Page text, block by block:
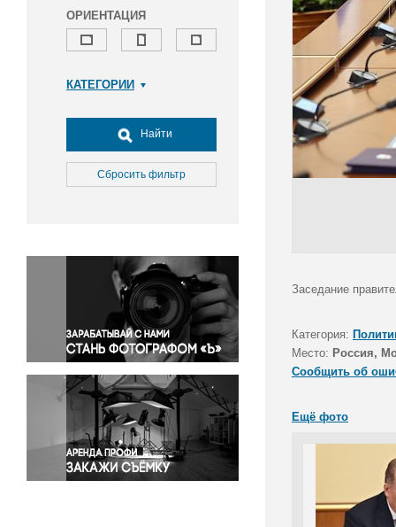
ОРИЕНТАЦИЯ
КАТЕГОРИИ
Досуг, туризм и отдых
Культура
Медицина
Окружающая среда
Политика
Правосудие
Происшествия и конфликты
Религия
Светская жизнь
Спорт
Экология
Экономика и бизнес
Найти
Сбросить фильтр
Заседание
Категория:
Место: Россия,
Сообщить об
Ещё фото